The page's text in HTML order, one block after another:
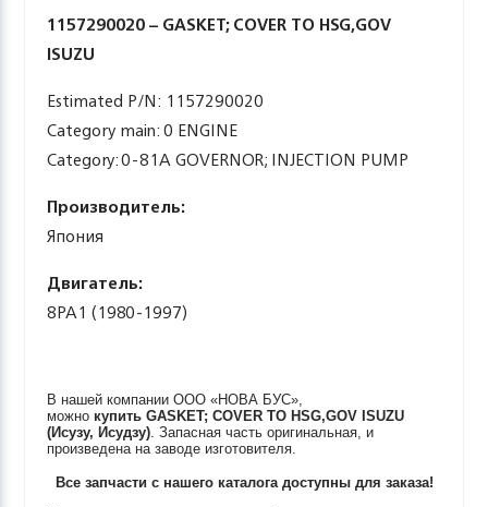
1157290020 – GASKET; COVER TO HSG,GOV
ISUZU
Estimated P/N: 1157290020
Category main: 0 ENGINE
Category: 0-81A GOVERNOR; INJECTION PUMP
Производитель:
Япония
Двигатель:
8PA1 (1980-1997)
В нашей компании ООО «НОВА БУС»,
можно купитьGASKET; COVER TO HSG,GOV ISUZU
(Исузу, Исудзу). Запасная часть оригинальная, и
произведена на заводе изготовителя.
Все запчасти с нашего каталога доступны для заказа!